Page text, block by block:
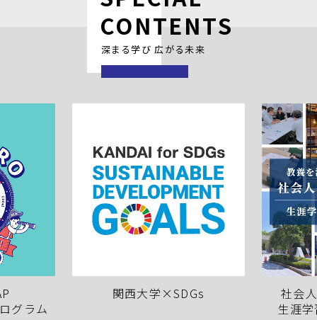
CONTENTS
深まる学び 広がる未来
グラム
関西大学×SDGs
社会
生涯学